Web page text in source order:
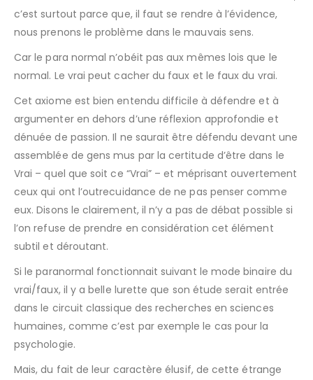
c’est surtout parce que, il faut se rendre à l’évidence,
nous prenons le problème dans le mauvais sens.
Car le para normal n’obéit pas aux mêmes lois que le
normal. Le vrai peut cacher du faux et le faux du vrai.
Cet axiome est bien entendu difficile à défendre et à
argumenter en dehors d’une réflexion approfondie et
dénuée de passion. Il ne saurait être défendu devant une
assemblée de gens mus par la certitude d’être dans le
Vrai – quel que soit ce “Vrai” – et méprisant ouvertement
ceux qui ont l’outrecuidance de ne pas penser comme
eux. Disons le clairement, il n’y a pas de débat possible si
l’on refuse de prendre en considération cet élément
subtil et déroutant.
Si le paranormal fonctionnait suivant le mode binaire du
vrai/faux, il y a belle lurette que son étude serait entrée
dans le circuit classique des recherches en sciences
humaines, comme c’est par exemple le cas pour la
psychologie.
Mais, du fait de leur caractère élusif, de cette étrange